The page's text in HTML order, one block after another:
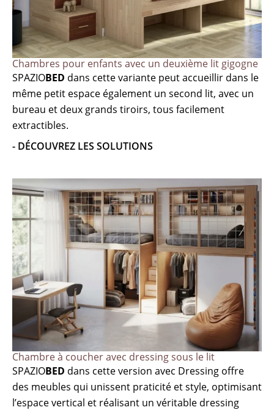
Chambres pour enfants avec un deuxième lit gigogne
SPAZIOBED dans cette variante peut accueillir dans le
même petit espace également un second lit, avec un
bureau et deux grands tiroirs, tous facilement
extractibles.
- DÉCOUVREZ LES SOLUTIONS
Chambre à coucher avec dressing sous le lit
SPAZIOBED dans cette version avec Dressing offre
des meubles qui unissent praticité et style, optimisant
l’espace vertical et réalisant un véritable dressing